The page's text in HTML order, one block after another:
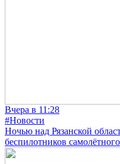
Вчера в 11:28
#Новости
Ночью над Рязанской
беспилотников